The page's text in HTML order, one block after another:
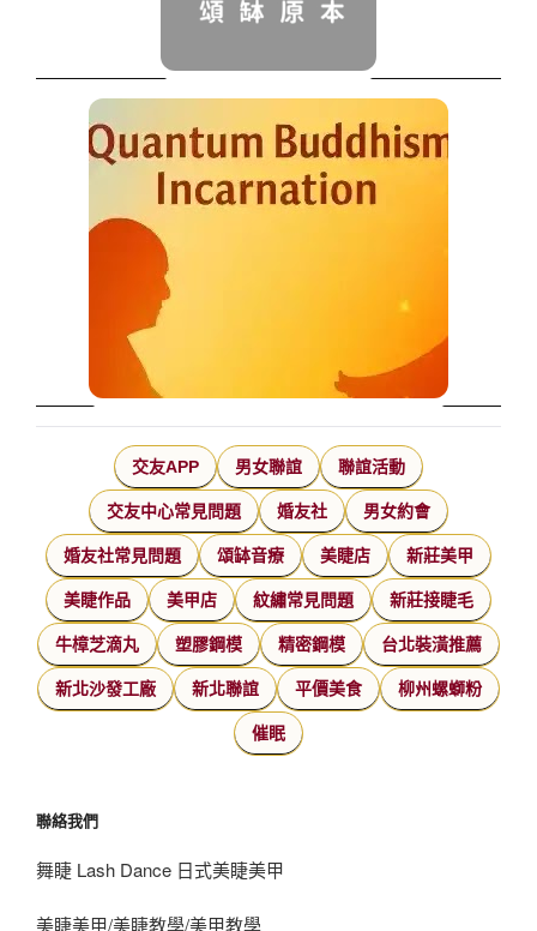
交友APP 男女聯誼 聯誼活動
交友中心常見問題 婚友社 男女約會
婚友社常見問題 頌缽音療 美睫店 新莊美甲
美睫作品 美甲店 紋繡常見問題 新莊接睫毛
牛樟芝滴丸 塑膠鋼模 精密鋼模 台北裝潢推薦
新北沙發工廠 新北聯誼 平價美食 柳州螺螄粉
催眠
聯絡我們
舞睫 Lash Dance 日式美睫美甲
美睫美甲/美睫教學/美甲教學